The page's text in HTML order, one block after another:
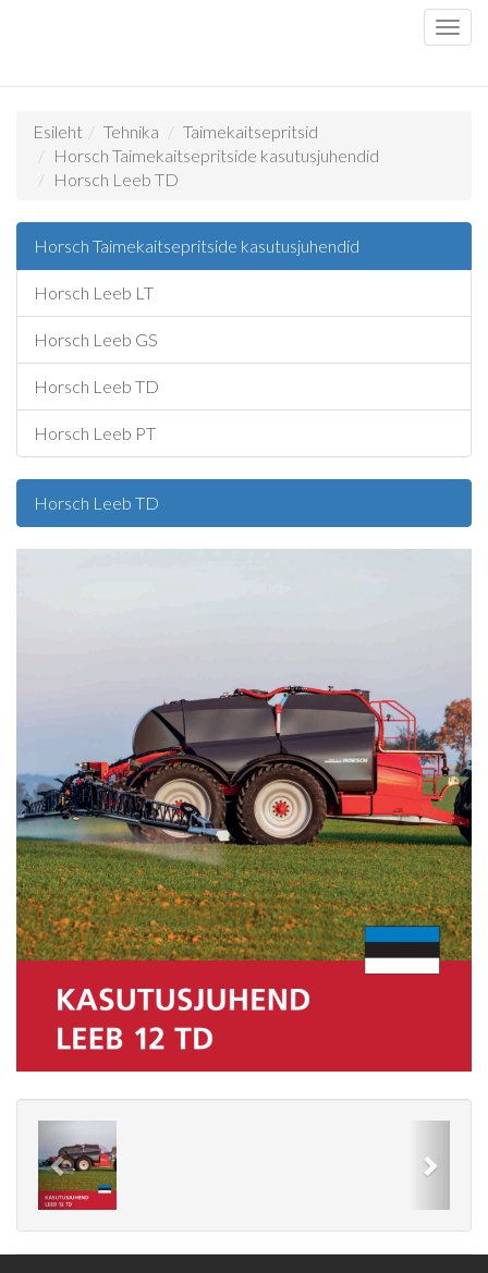
Esileht Tehnika
Taimekaitsepritsid
Horsch Taimekaitsepritside kasutusjuhendid
Horsch Leeb TD
Horsch Taimekaitsepritside kasutusjuhendid
Horsch Leeb LT
Horsch Leeb GS
Horsch Leeb TD
Horsch Leeb PT
Horsch Leeb TD